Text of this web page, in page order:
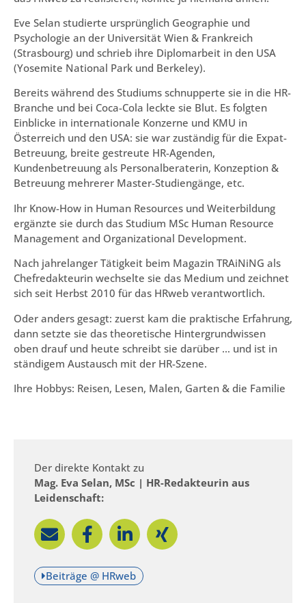
Eve Selan studierte ursprünglich Geographie und
Psychologie an der Universität Wien & Frankreich
(Strasbourg) und schrieb ihre Diplomarbeit in den USA
(Yosemite National Park und Berkeley).
Bereits während des Studiums schnupperte sie in die HR-
Branche und bei Coca-Cola leckte sie Blut. Es folgten
Einblicke in internationale Konzerne und KMU in
Österreich und den USA: sie war zuständig für die Expat-
Betreuung, breite gestreute HR-Agenden,
Kundenbetreuung als Personalberaterin, Konzeption &
Betreuung mehrerer Master-Studiengänge, etc.
Ihr Know-How in Human Resources und Weiterbildung
ergänzte sie durch das Studium MSc Human Resource
Management and Organizational Development.
Nach jahrelanger Tätigkeit beim Magazin TRAiNiNG als
Chefredakteurin wechselte sie das Medium und zeichnet
sich seit Herbst 2010 für das HRweb verantwortlich.
Oder anders gesagt: zuerst kam die praktische Erfahrung,
dann setzte sie das theoretische Hintergrundwissen
oben drauf und heute schreibt sie darüber … und ist in
ständigem Austausch mit der HR-Szene.
Ihre Hobbys: Reisen, Lesen, Malen, Garten & die Familie
Der direkte Kontakt zu
Mag. Eva Selan, MSc | HR-Redakteurin aus
Leidenschaft:
Beiträge @ HRweb